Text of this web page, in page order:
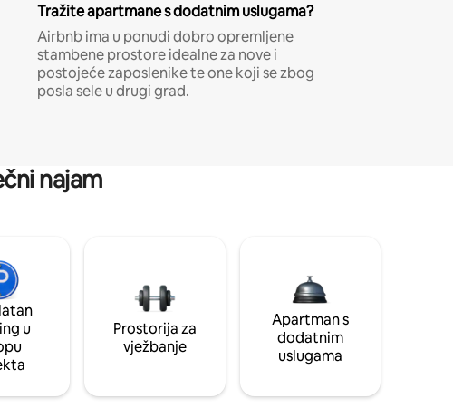
Tražite apartmane s dodatnim uslugama?
Airbnb ima u ponudi dobro opremljene
stambene prostore idealne za nove i
postojeće zaposlenike te one koji se zbog
posla sele u drugi grad.
najam
u
Prostorija za
vježbanje
Apartman s
dodatnim
uslugama